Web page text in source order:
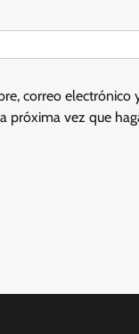
correo electrónico
próxima vez que